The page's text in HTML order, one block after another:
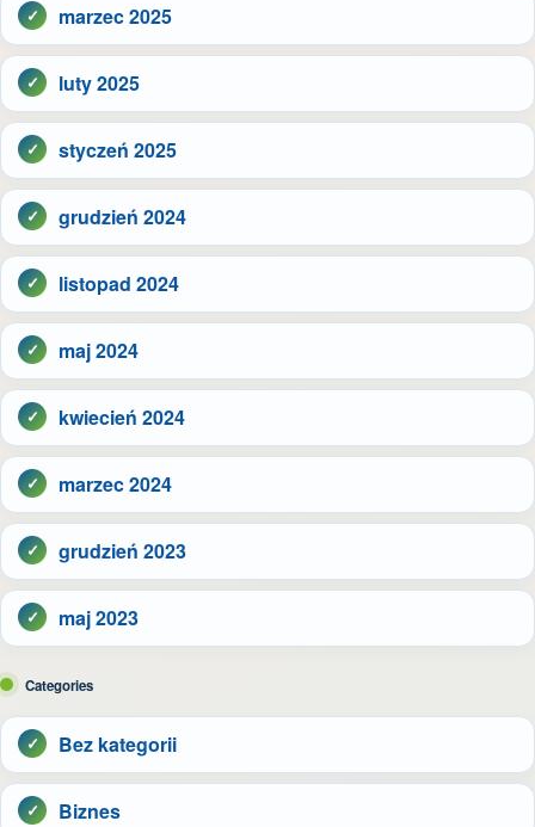
marzec 2025
luty 2025
styczeń 2025
grudzień 2024
listopad 2024
maj 2024
kwiecień 2024
marzec 2024
grudzień 2023
maj 2023
Categories
Bez kategorii
Biznes